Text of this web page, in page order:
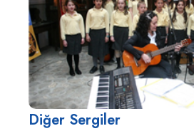
Diğer Sergiler